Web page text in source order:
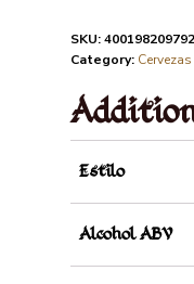
SKU:
Category: Cervezas
Estilo
Alcohol ABV